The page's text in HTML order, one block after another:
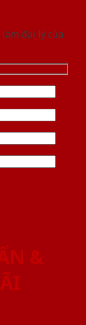
đại lý của
&